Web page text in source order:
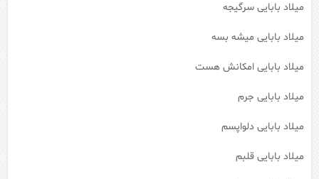
میلاد بابایی سرگیجه
میلاد بابایی میشه بسه
میلاد بابایی امکانش هست
میلاد بابایی جرم
میلاد بابایی دلواپسم
میلاد بابایی قلبم